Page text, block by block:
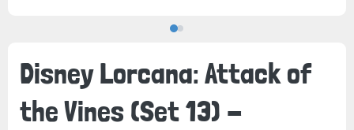
Disney Lorcana: Attack of
the Vines (Set 13) -